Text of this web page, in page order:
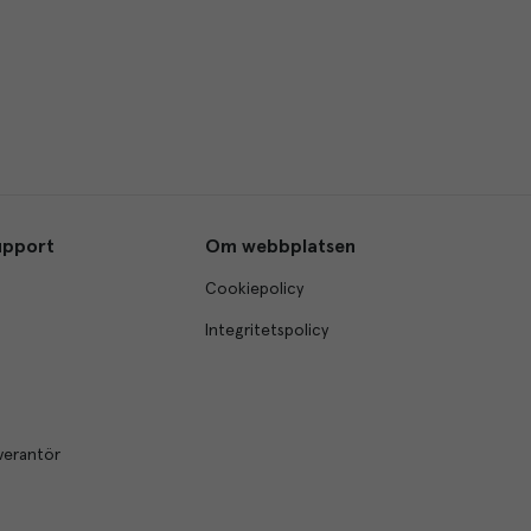
Om webbplatsen
Cookiepolicy
Integritetspolicy